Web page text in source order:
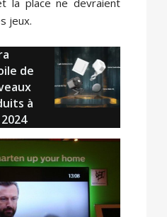
la place ne devraient
jeux.
de
à